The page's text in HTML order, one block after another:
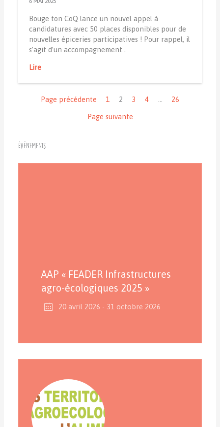
Bouge ton CoQ lance un nouvel appel à
candidatures avec 50 places disponibles pour de
nouvelles épiceries participatives ! Pour rappel, il
s’agit d’un accompagnement…
Lire
Page précédente
1 2 3 4 26
Page suivante
Événements
AAP « FEADER Infrastructures
agro-écologiques 2025 »
20 avril 2026 - 31 octobre 2026